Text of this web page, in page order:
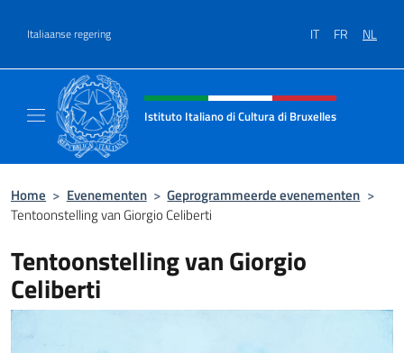
Italiaanse regering IT FR NL
Intestazione sito, social e menù
Istituto Italiano di Cultura di Bruxelles
Home > Evenementen > Geprogrammeerde evenementen >
Tentoonstelling van Giorgio Celiberti
Tentoonstelling van Giorgio
Celiberti